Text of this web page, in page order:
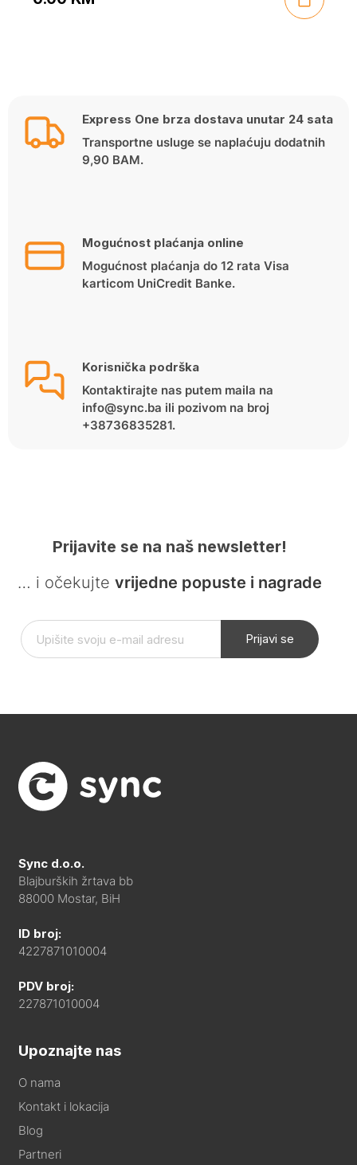
Express One brza dostava unutar 24 sata
Transportne usluge se naplaćuju dodatnih
9,90 BAM.
Mogućnost plaćanja online
Mogućnost plaćanja do 12 rata Visa
karticom UniCredit Banke.
Korisnička podrška
Kontaktirajte nas putem maila na
info@sync.ba ili pozivom na broj
+38736835281.
Prijavite se na naš newsletter!
… i očekujte vrijedne popuste i nagrade
Prijavi se
Sync d.o.o.
Blajburških žrtava bb
88000 Mostar, BiH
ID broj:
4227871010004
PDV broj:
227871010004
Upoznajte nas
O nama
Kontakt i lokacija
Blog
Partneri